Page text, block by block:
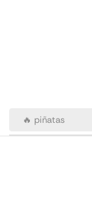
🔥 piñatas